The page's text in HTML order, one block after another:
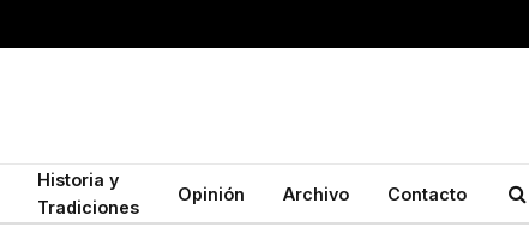
Historia y
Tradiciones
Opinión Archivo Contacto